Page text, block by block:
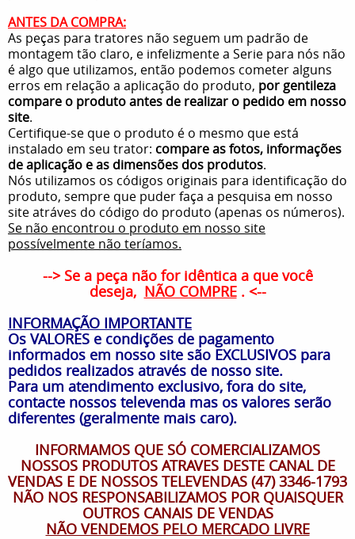
ANTES DA COMPRA:
As peças para tratores não seguem um padrão de
montagem tão claro, e infelizmente a Serie para nós não
é algo que utilizamos, então podemos cometer alguns
erros em relação a aplicação do produto, por gentileza
compare o produto antes de realizar o pedido em nosso
site.
Certifique-se que o produto é o mesmo que está
instalado em seu trator: compare as fotos, informações
de aplicação e as dimensões dos produtos.
Nós utilizamos os códigos originais para identificação do
produto, sempre que puder faça a pesquisa em nosso
site atráves do código do produto (apenas os números).
Se não encontrou o produto em nosso site
possívelmente não teríamos.
--> Se a peça não for idêntica a que você
deseja, NÃO COMPRE. <--
INFORMAÇÃO IMPORTANTE
Os VALORES e condições de pagamento
informados em nosso site são EXCLUSIVOS para
pedidos realizados através de nosso site.
Para um atendimento exclusivo, fora do site,
contacte nossos televenda mas os valores serão
diferentes (geralmente mais caro).
INFORMAMOS QUE SÓ COMERCIALIZAMOS
NOSSOS PRODUTOS ATRAVES DESTE CANAL DE
VENDAS E DE NOSSOS TELEVENDAS (47) 3346-1793
NÃO NOS RESPONSABILIZAMOS POR QUAISQUER
OUTROS CANAIS DE VENDAS
NÃO VENDEMOS PELO MERCADO LIVRE